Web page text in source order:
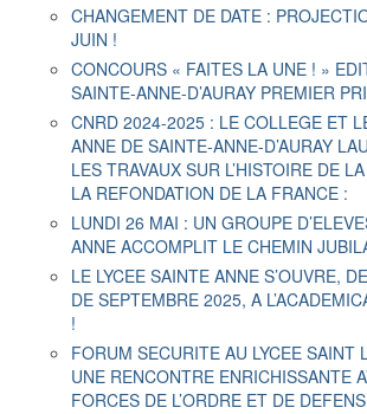
CHANGEMENT DE DATE :
JUIN !
CONCOURS « FAITES LA UNE ! »
SAINTE-ANNE-D’AURAY PREMIER
CNRD 2024-2025 : LE COLLEGE ET
ANNE DE SAINTE-ANNE-D’AURAY
LES TRAVAUX SUR L’HISTOIRE DE
LA REFONDATION DE LA FRANCE :
LUNDI 26 MAI : UN GROUPE
ANNE ACCOMPLIT LE CHEMIN
LE LYCEE SAINTE ANNE S’OUVRE,
DE SEPTEMBRE 2025, A
!
FORUM SECURITE AU LYCEE SAINT
UNE RENCONTRE ENRICHISSANTE
FORCES DE L’ORDRE ET DE